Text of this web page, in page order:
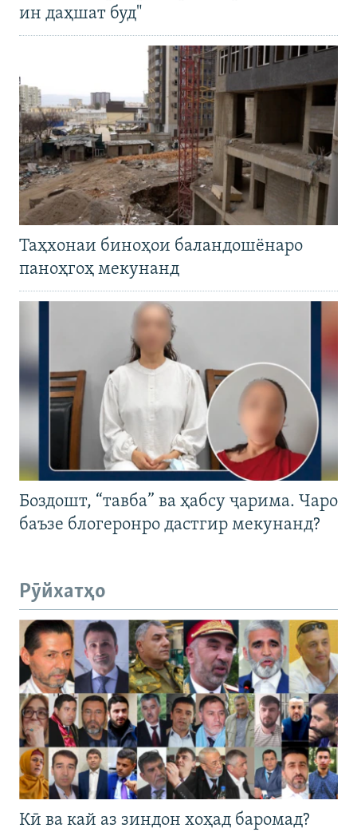
ин даҳшат буд"
Таҳхонаи биноҳои баландошёнаро
паноҳгоҳ мекунанд
Боздошт, “тавба” ва ҳабсу ҷарима. Чаро
баъзе блогеронро дастгир мекунанд?
Рӯйхатҳо
Кӣ ва кай аз зиндон хоҳад баромад?